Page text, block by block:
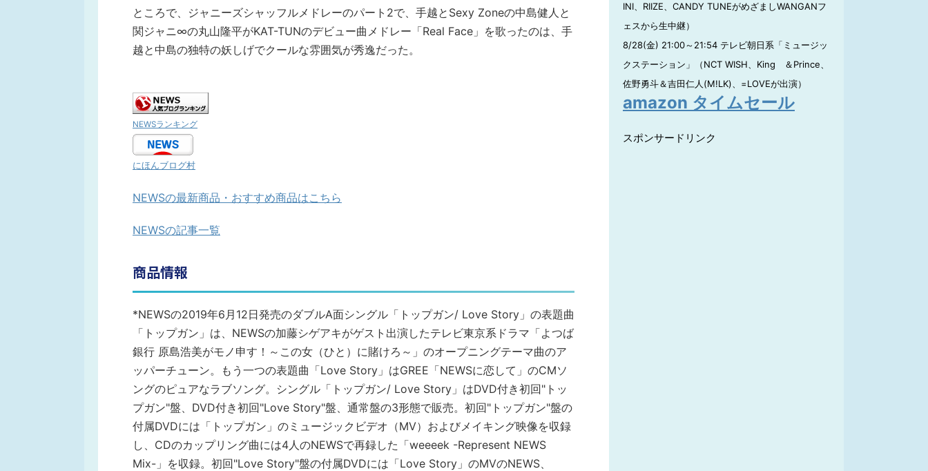
ところで、ジャニーズシャッフルメドレーのパート2で、手越とSexy Zoneの中島健人と
関ジャニ∞の丸山隆平がKAT-TUNのデビュー曲メドレー「Real Face」を歌ったのは、手
越と中島の独特の妖しげでクールな雰囲気が秀逸だった。
NEWSランキング
にほんブログ村
NEWSの最新商品・おすすめ商品はこちら
NEWSの記事一覧
商品情報
*NEWSの2019年6月12日発売のダブルA面シングル「トップガン/ Love Story」の表題曲
「トップガン」は、NEWSの加藤シゲアキがゲスト出演したテレビ東京系ドラマ「よつば
銀行 原島浩美がモノ申す！～この女（ひと）に賭けろ～」のオープニングテーマ曲のア
ッパーチューン。もう一つの表題曲「Love Story」はGREE「NEWSに恋して」のCMソ
ングのピュアなラブソング。シングル「トップガン/ Love Story」はDVD付き初回"トッ
プガン"盤、DVD付き初回"Love Story"盤、通常盤の3形態で販売。初回"トップガン"盤の
付属DVDには「トップガン」のミュージックビデオ（MV）およびメイキング映像を収録
し、CDのカップリング曲には4人のNEWSで再録した「weeeek -Represent NEWS
Mix-」を収録。初回"Love Story"盤の付属DVDには「Love Story」のMVのNEWS、
INI、RIIZE、CANDY TUNEがめざましWANGANフ
ェスから生中継）
8/28(金) 21:00～21:54 テレビ朝日系「ミュージッ
クステーション」（NCT WISH、King ＆Prince、
佐野勇斗＆吉田仁人(M!LK)、=LOVEが出演）
amazon タイムセール
スポンサードリンク